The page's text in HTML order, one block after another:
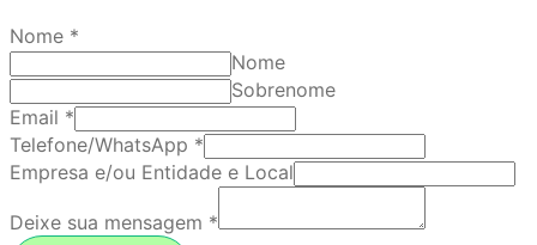
Nome *
Nome
Sobrenome
Email *
Telefone/WhatsApp *
Empresa e/ou Entidade e Local
Deixe sua mensagem *